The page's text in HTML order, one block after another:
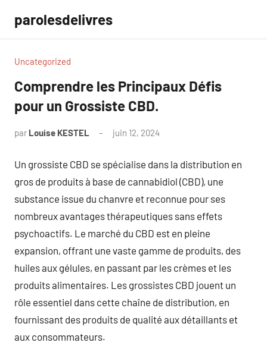
contenu
parolesdelivres
Uncategorized
Comprendre les Principaux Défis
pour un Grossiste CBD.
par Louise KESTEL juin 12, 2024
Un grossiste CBD se spécialise dans la distribution en
gros de produits à base de cannabidiol (CBD), une
substance issue du chanvre et reconnue pour ses
nombreux avantages thérapeutiques sans effets
psychoactifs. Le marché du CBD est en pleine
expansion, offrant une vaste gamme de produits, des
huiles aux gélules, en passant par les crèmes et les
produits alimentaires. Les grossistes CBD jouent un
rôle essentiel dans cette chaîne de distribution, en
fournissant des produits de qualité aux détaillants et
aux consommateurs.